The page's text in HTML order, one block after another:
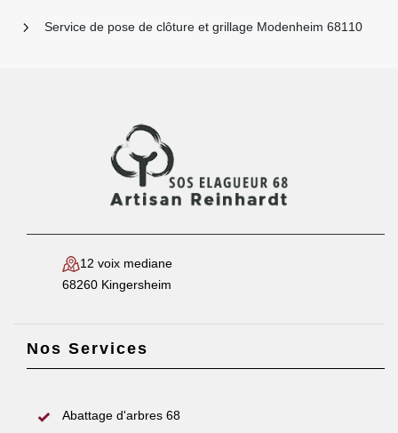
Service de pose de clôture et grillage Modenheim 68110
12 voix mediane
68260 Kingersheim
Nos Services
Abattage d'arbres 68